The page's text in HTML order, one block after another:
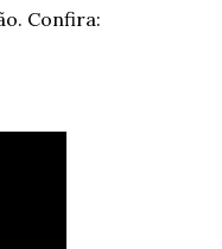
Confira: